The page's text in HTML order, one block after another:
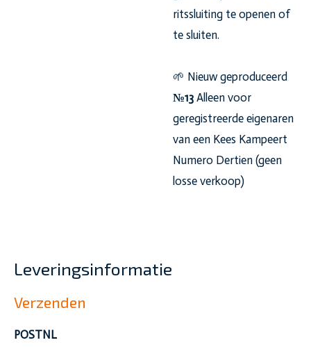
ritssluiting te openen of
te sluiten.
🌱 Nieuw geproduceerd
№13 Alleen voor
geregistreerde eigenaren
van een Kees Kampeert
Numero Dertien (geen
losse verkoop)
Leveringsinformatie
Verzenden
POSTNL